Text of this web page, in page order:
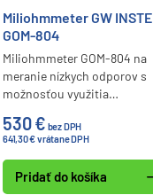
Miliohmmeter GW
GOM-804
Miliohmmeter GOM-804 na
meranie nízkych odporov s
možnosťou využitia
vysokou presnosťou 0,05
Merací prúd až 1 A,
μΩ. Meranie teploty v
-50 °C do +399,9 °C s
530 € bez DPH
641,30 € vrátane DPH
Pridať do košíka